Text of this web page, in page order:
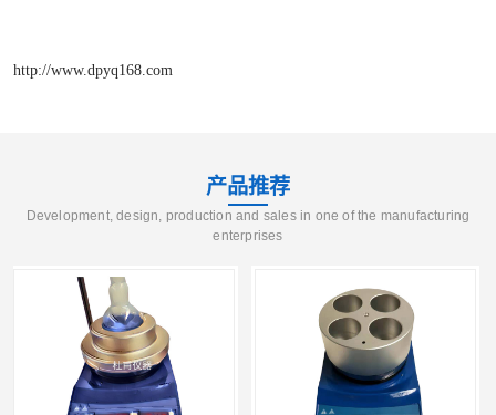
http://www.dpyq168.com
产品推荐
Development, design, production and sales in one of the manufacturing
enterprises